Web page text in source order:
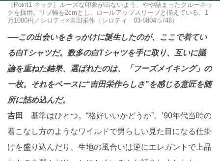
［Point1 ネック］ルーズな印象が出ないよう、やや詰まったクルーネッ
クを採用。リブ幅を2cmとし、ロールアップスリーブと揃えている。1
万1000円／シロティ×吉田栄作（シロティ 03-6804-5746）
──この出会いをきっかけに誕生したのが、ここで着てい
る白Tシャツだ。数多の白Tシャツを手に取り、互いに議
論を重ねた結果、選ばれたのは、「フーズメイキング」の
一枚。それをベースに“吉田栄作らしさ”を感じる意匠を随
所に詰め込んだ。
吉田
基準はひとつ。“格好いいかどうか”。’90年代当時の
着こなし方のようなワイルドで男らしい見た目になる仕掛
けを盛り込んだり、生地の風合いは逆にエレガントで上品